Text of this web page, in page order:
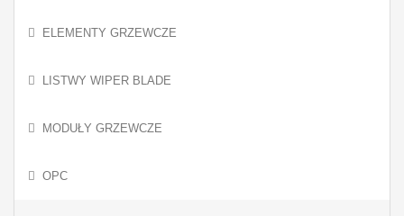
ELEMENTY GRZEWCZE
LISTWY WIPER BLADE
MODUŁY GRZEWCZE
OPC